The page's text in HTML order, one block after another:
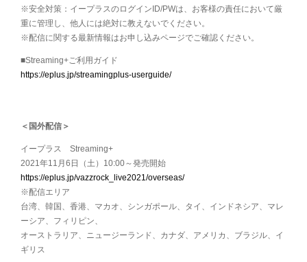
※安全対策：イープラスのログインID/PWは、お客様の責任において厳
重に管理し、他人には絶対に教えないでください。
※配信に関する最新情報はお申し込みページでご確認ください。
■Streaming+ご利用ガイド
https://eplus.jp/streamingplus-userguide/
＜国外配信＞
イープラス Streaming+
2021年11月6日（土）10:00～発売開始
https://eplus.jp/vazzrock_live2021/overseas/
※配信エリア
台湾、韓国、香港、マカオ、シンガポール、タイ、インドネシア、マレ
ーシア、フィリピン、
オーストラリア、ニュージーランド、カナダ、アメリカ、ブラジル、イ
ギリス